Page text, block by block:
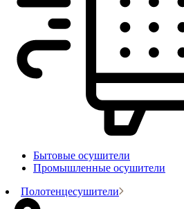
Бытовые осушители
Промышленные осушители
Полотенцесушители